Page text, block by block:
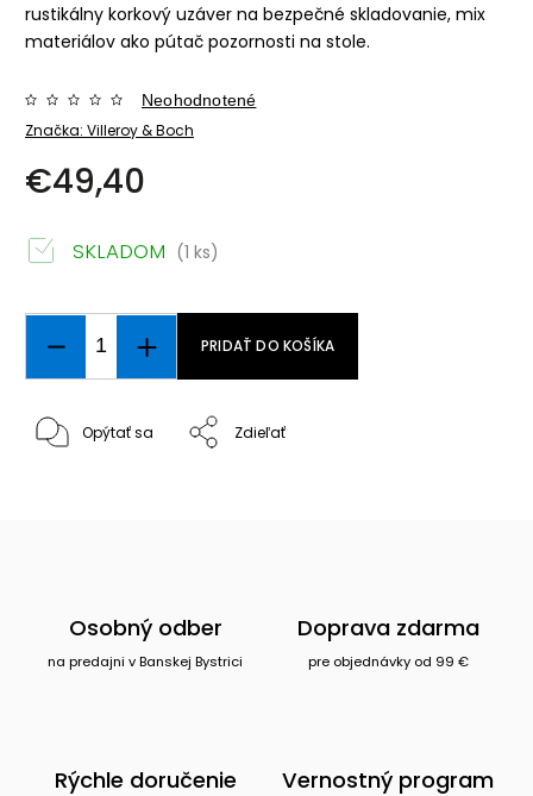
rustikálny korkový uzáver na bezpečné skladovanie, mix
materiálov ako pútač pozornosti na stole.
Značka: Villeroy & Boch
Neohodnotené
€49,40
SKLADOM (1 ks)
PRIDAŤ DO KOŠÍKA
Opýtať sa Zdieľať
Osobný odber
na predajni v Banskej Bystrici
Doprava zdarma
pre objednávky od 99 €
Rýchle doručenie Vernostný program